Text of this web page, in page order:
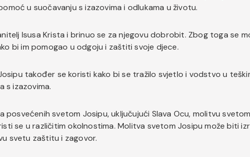
u suočavanju s izazovima i odlukama u životu.
Isusa Krista i brinuo se za njegovu dobrobit. Zbog toga se
bi im pomogao u odgoju i zaštiti svoje djece.
također se koristi kako bi se tražilo svjetlo i vodstvo u
s izazovima.
svetom Josipu, uključujući Slava Ocu, molitvu
se u različitim okolnostima. Molitva svetom Josipu može biti
svetu zaštitu i zagovor.